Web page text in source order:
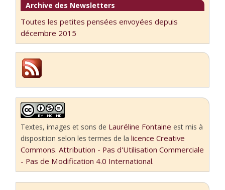
Archive des Newsletters
Toutes les petites pensées envoyées depuis
décembre 2015
Textes, images et sons de Lauréline Fontaine est mis à
disposition selon les termes de lalicence Creative
Commons. Attribution - Pas d'Utilisation Commerciale
- Pas de Modification 4.0 International.